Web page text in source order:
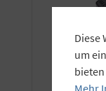
Diese
um
Mehr